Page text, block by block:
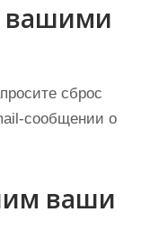
вашими
сброс
сообщении о
ваши